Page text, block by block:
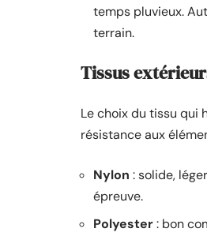
temps pluvieux.
terrain.
Tissus
Le choix du tissu qui
résistance aux
Nylon : solide,
épreuve.
Polyester: bon